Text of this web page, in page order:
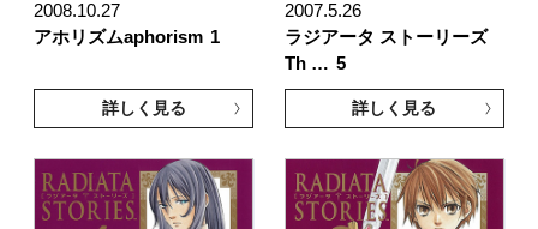
2008.10.27
アホリズムaphorism 1
詳しく見る
2007.5.26
ラジアータ ストーリーズ
Th … 5
詳しく見る